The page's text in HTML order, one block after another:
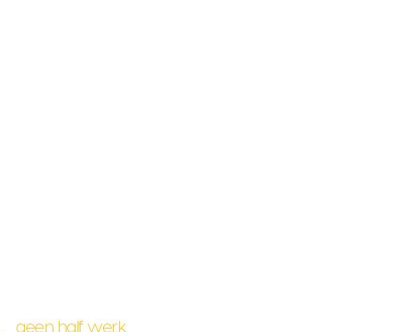
geen half werk